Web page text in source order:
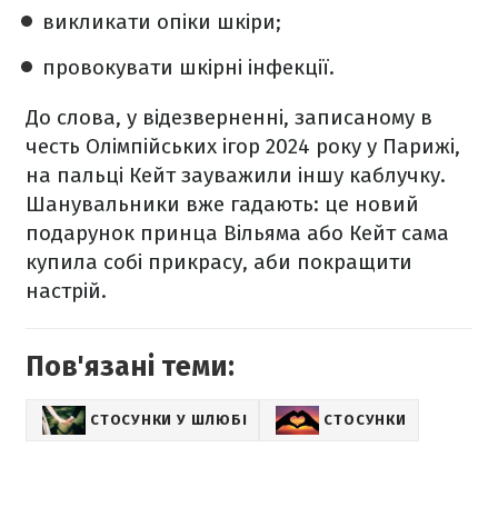
викликати опіки шкіри;
провокувати шкірні інфекції.
До слова, у відезверненні, записаному в
честь Олімпійських ігор 2024 року у Парижі,
на пальці Кейт зауважили іншу каблучку.
Шанувальники вже гадають: це новий
подарунок принца Вільяма або Кейт сама
купила собі прикрасу, аби покращити
настрій.
Пов'язані теми:
СТОСУНКИ У ШЛЮБІ СТОСУНКИ